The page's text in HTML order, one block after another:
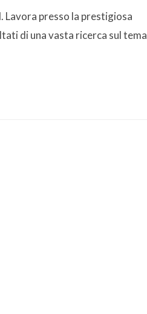
Lavora presso la prestigiosa
di una vasta ricerca sul tema